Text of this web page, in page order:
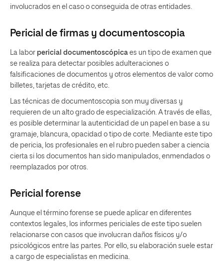
involucrados en el caso o conseguida de otras entidades.
Pericial de firmas y documentoscopia
La labor pericial documentoscópica es un tipo de examen que
se realiza para detectar posibles adulteraciones o
falsificaciones de documentos y otros elementos de valor como
billetes, tarjetas de crédito, etc.
Las técnicas de documentoscopia son muy diversas y
requieren de un alto grado de especialización. A través de ellas,
es posible determinar la autenticidad de un papel en base a su
gramaje, blancura, opacidad o tipo de corte. Mediante este tipo
de pericia, los profesionales en el rubro pueden saber a ciencia
cierta si los documentos han sido manipulados, enmendados o
reemplazados por otros.
Pericial forense
Aunque el término forense se puede aplicar en diferentes
contextos legales, los informes periciales de este tipo suelen
relacionarse con casos que involucran daños físicos y/o
psicológicos entre las partes. Por ello, su elaboración suele estar
a cargo de especialistas en medicina.